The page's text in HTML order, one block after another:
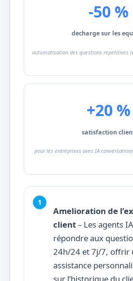
-50 %
decharge sur les
automatisation des questions repetitives
+20 %
satisfaction
pour les entreprises avec IA
Amelioration de
client– Les agents
répondre aux
24h/24 et 7j/7, offrir
assistance